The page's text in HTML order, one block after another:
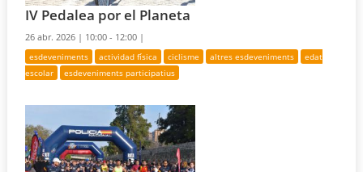
IV Pedalea por el Planeta
26 abr. 2026 | 10:00 - 12:00 |
esdeveniments actividad física ciclisme altres esdeveniments
edat
escolar
esdeveniments participatius